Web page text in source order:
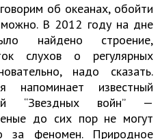
об океанах, обойти
В 2012 году на дне
найдено строение,
слухов о регулярных
надо сказать.
напоминает известный
“Звездных войн” —
до сих пор не могут
за феномен. Природное